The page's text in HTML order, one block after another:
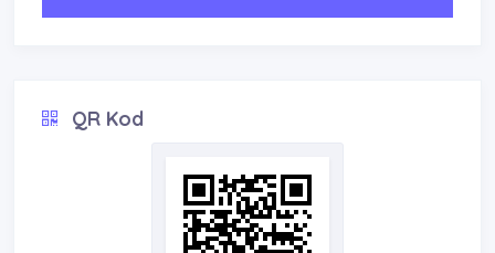
QR Kod